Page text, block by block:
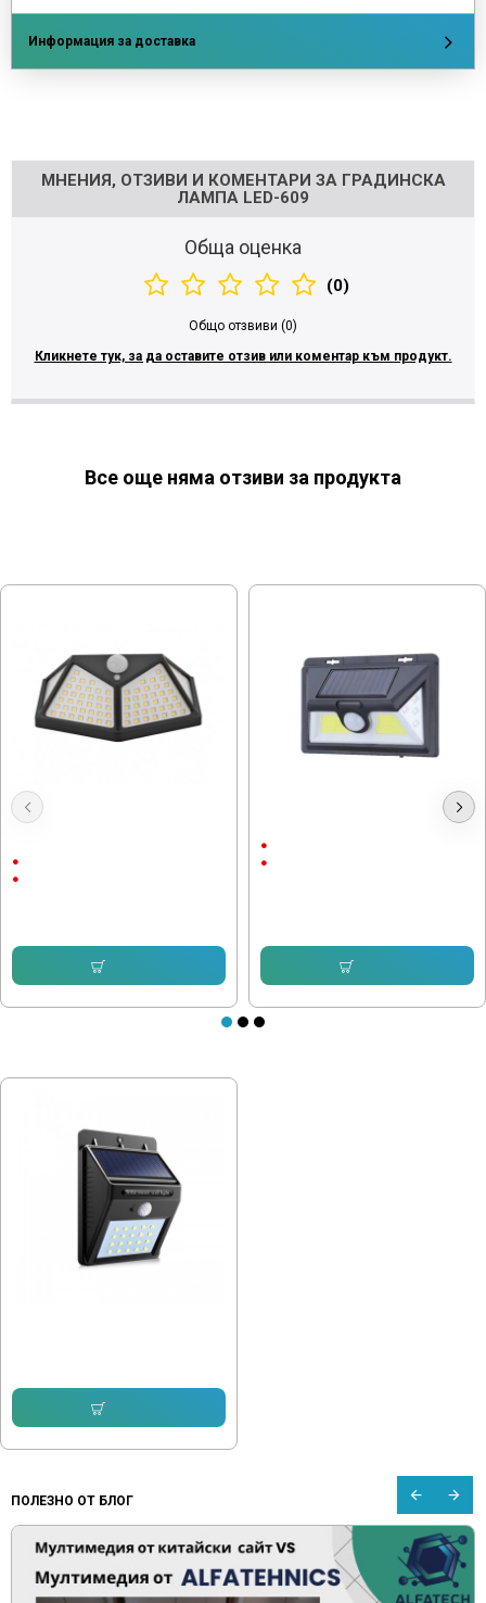
Информация за доставка
МНЕНИЯ, ОТЗИВИ И КОМЕНТАРИ ЗА ГРАДИНСКА
ЛАМПА LED-609
Обща оценка
(0)
Общо отзвиви (0)
Кликнете тук, за да оставите отзив или коментар към продукт.
Все още няма отзиви за продукта
ПОЛЕЗНО ОТ БЛОГ